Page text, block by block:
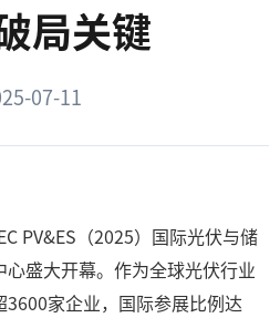
局关键
07-11
PV&ES（2025）国际光伏与储
盛大开幕。作为全球光伏行业
家企业，国际参展比例达